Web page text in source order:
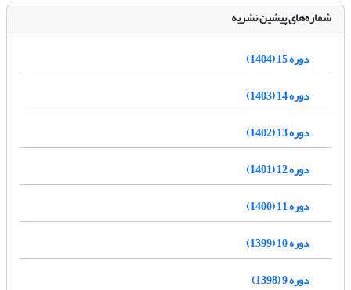
شماره‌های پیشین نشریه
دوره 15 (1404)
دوره 14 (1403)
دوره 13 (1402)
دوره 12 (1401)
دوره 11 (1400)
دوره 10 (1399)
دوره 9 (1398)